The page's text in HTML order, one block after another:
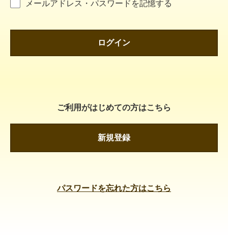
メールアドレス・パスワードを記憶する
ログイン
ご利用がはじめての方はこちら
新規登録
パスワードを忘れた方はこちら